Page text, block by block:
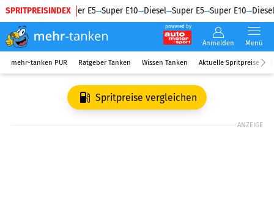
SPRITPREISINDEX
Diesel Super E5 Super E10 Diesel Super E5 Super E10 Diesel
powered by
Anmelden Menü
mehr-tanken PUR Ratgeber Tanken Wissen Tanken Aktuelle Spritpreise
Spritpreise vergleichen
ANZEIGE